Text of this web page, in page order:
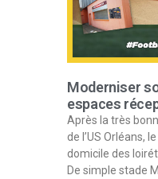
Moderniser
espaces
Après la très
de l’US Orléans,
domicile des
De simple stade